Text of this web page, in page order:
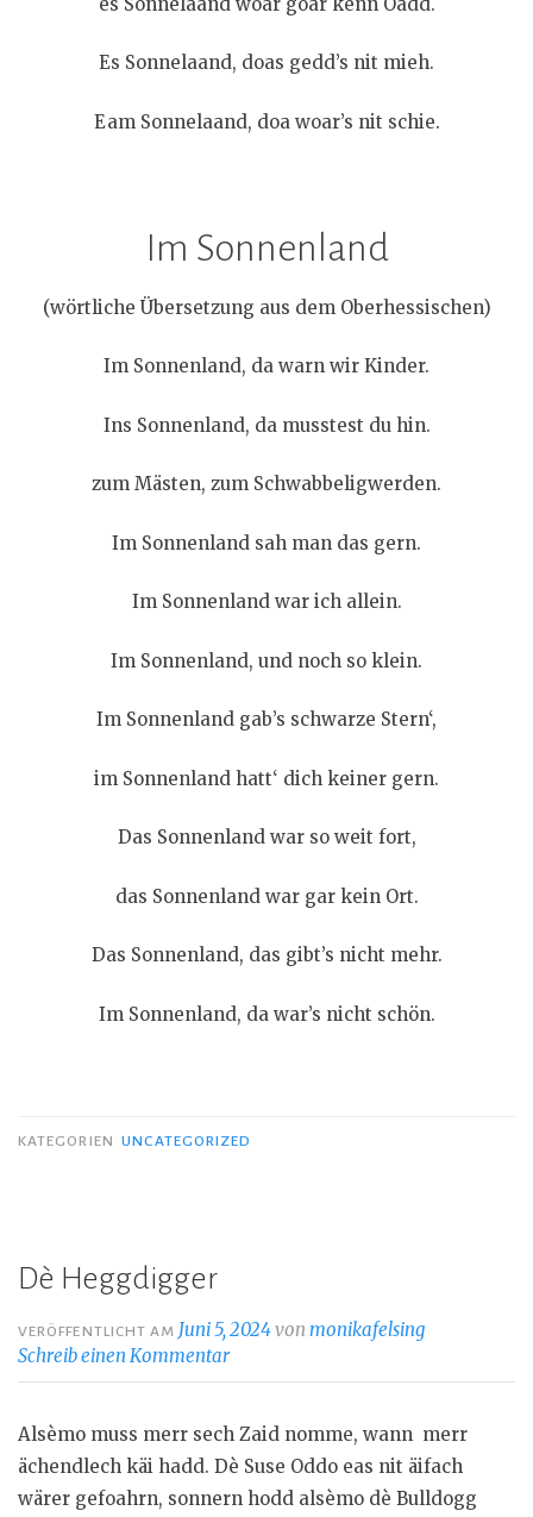
Es Sonnelaand, doas gedd’s nit mieh.
Eam Sonnelaand, doa woar’s nit schie.
Im Sonnenland
(wörtliche Übersetzung aus dem Oberhessischen)
Im Sonnenland, da warn wir Kinder.
Ins Sonnenland, da musstest du hin.
zum Mästen, zum Schwabbeligwerden.
Im Sonnenland sah man das gern.
Im Sonnenland war ich allein.
Im Sonnenland, und noch so klein.
Im Sonnenland gab’s schwarze Stern‘,
im Sonnenland hatt‘ dich keiner gern.
Das Sonnenland war so weit fort,
das Sonnenland war gar kein Ort.
Das Sonnenland, das gibt’s nicht mehr.
Im Sonnenland, da war’s nicht schön.
KATEGORIEN UNCATEGORIZED
Dè Heggdigger
VERÖFFENTLICHT AM Juni 5, 2024von monikafelsing
Schreib einen Kommentar
Alsèmo muss merr sech Zaid nomme, wann merr
ächendlech käi hadd. Dè Suse Oddo eas nit äifach
wärer gefoahrn, sonnern hodd alsèmo dè Bulldogg